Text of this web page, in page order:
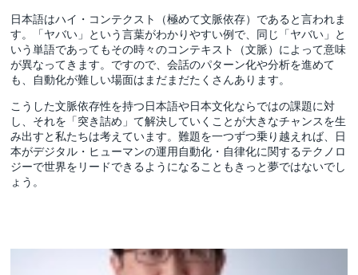
日本語はハイ・コンテクスト（極めて文脈依存）であると言われま
す。「ヤバい」という言葉がわかりやすい例で、同じ「ヤバい」と
いう単語であってもその時々のコンテキスト（文脈）によって意味
が異なってきます。ですので、会話のパターン化や分析を進めて
も、自動化が難しい場面はまだまだたくさんあります。
こうした文脈依存性を持つ日本語や日本文化ならではの課題に対
し、それを「突き詰め」て解決していくことが大きなチャンスを生
み出すと私たちは考えています。難題を一つずつ乗り越えれば、日
本がデジタル・ヒューマンの運用自動化・自律化に関するテクノロ
ジーで世界をリードできるようになることもきっと夢ではないでし
ょう。